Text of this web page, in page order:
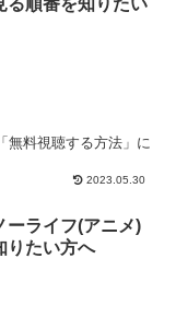
無料視聴する方法」に
2023.05.30
ーライフ(アニメ)
りたい方へ